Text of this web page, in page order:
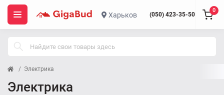
Харьков (050) 423-35-50
0
Электрика
Электрика